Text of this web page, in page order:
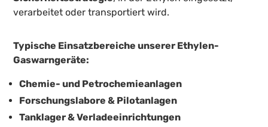
verarbeitet oder transportiert wird.
Typische Einsatzbereiche unserer Ethylen-
Gaswarngeräte:
Chemie- und Petrochemieanlagen
Forschungslabore & Pilotanlagen
Tanklager & Verladeeinrichtungen